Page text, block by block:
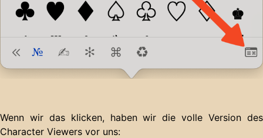
Wenn wir das klicken, haben wir die volle Version des
Character Viewers vor uns: